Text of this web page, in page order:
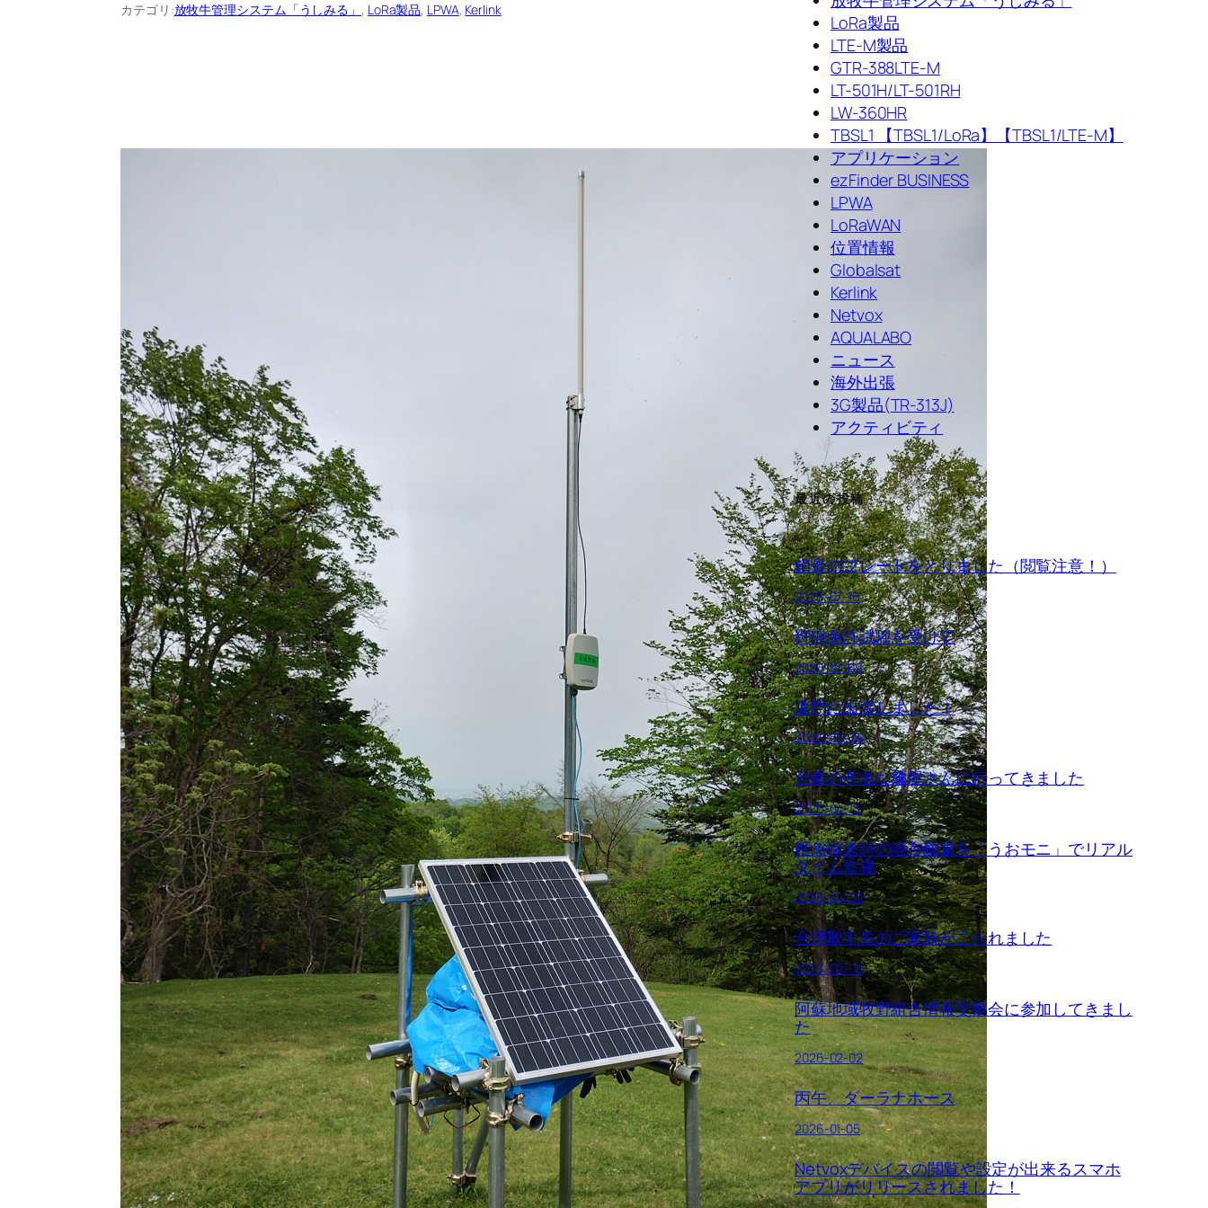
カテゴリ:放牧牛管理システム「うしみる」 , LoRa製品, LPWA, Kerlink
LoRa製品
LTE-M製品
GTR-388LTE-M
LT-501H/LT-501RH
LW-360HR
TBSL1 【TBSL1/LoRa】【TBSL1/LTE-M】
アプリケーション
ezFinder BUSINESS
LPWA
LoRaWAN
位置情報
Globalsat
Kerlink
Netvox
AQUALABO
ニュース
海外出張
3G製品(TR-313J)
アクティビティ
最近の投稿
鎖骨のプレートをとりました（閲覧注意！）
2026-07-16
狩猟免許試験を受けて
2026-07-09
厦門に出張しました！
2026-06-26
台南の有名な麺屋さんに行ってきました
2026-04-13
稚魚輸送時の溶存酸素を「うおモニ」でリアル
タイム監視
2026-04-09
台湾取引先のご家族がこられました
2026-02-06
阿蘇地域牧野組合情報交換会に参加してきまし
た
2026-02-02
丙午、ダーラナホース
2026-01-05
Netvoxデバイスの閲覧や設定が出来るスマホ
アプリがリリースされました！